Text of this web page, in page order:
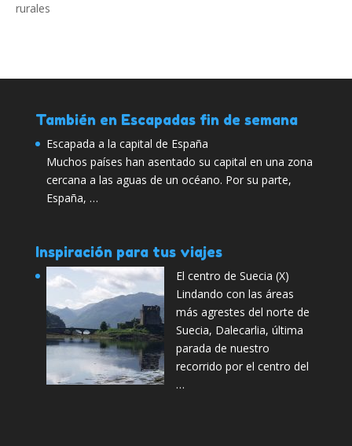
También en Escapadas fin de semana
Escapada a la capital de España
Muchos países han asentado su capital en una zona
cercana a las aguas de un océano. Por su parte,
España, …
Inspiración para tus viajes
El centro de Suecia (X)
Lindando con las áreas
más agrestes del norte de
Suecia, Dalecarlia, última
parada de nuestro
recorrido por el centro del
…